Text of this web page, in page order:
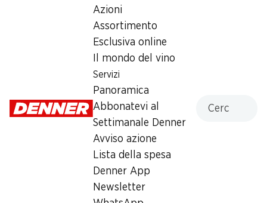
Azioni
Assortimento
Esclusiva online
Il mondo del vino
Servizi
Panoramica
Abbonatevi al
Settimanale Denner
Avviso azione
Lista della spesa
Denner App
Newsletter
1034968
Altri clienti hanno acquistato